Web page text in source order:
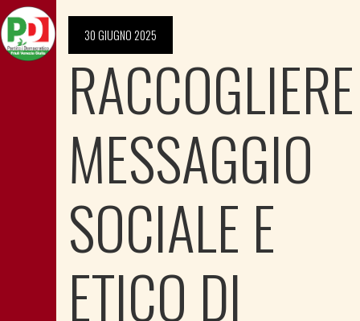
30 GIUGNO 2025
RACCOGLIERE
MESSAGGIO
SOCIALE E
ETICO DI